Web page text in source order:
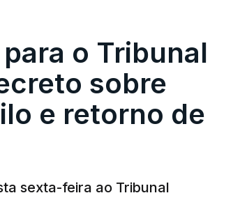
estaremos a dar um passo na direção
avisos:
das pessoas" e "nenhum processo
diminuição da proteção social".
o Tribunal
sobre
e retorno de
sexta-feira ao Tribunal